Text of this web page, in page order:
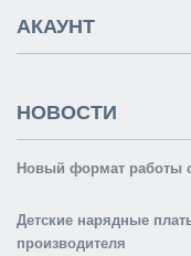
АКАУНТ
НОВОСТИ
Новый формат работы
Детские нарядные
производителя